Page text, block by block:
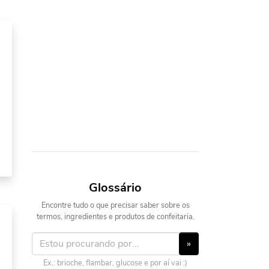
Glossário
Encontre tudo o que precisar saber sobre os
termos, ingredientes e produtos de confeitaria.
»
Ex.: brioche, flambar, glucose e por aí vai :)